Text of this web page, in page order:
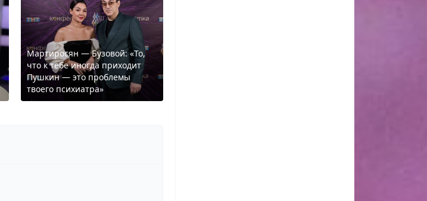
Мартиросян — Бузовой: «То,
что к тебе иногда приходит
Пушкин — это проблемы
твоего психиатра»